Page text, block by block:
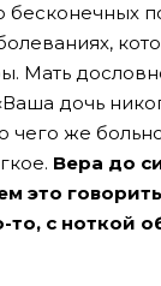
бесконечных
Мать
дочь
чего же
Вера до
это
то, с ноткой